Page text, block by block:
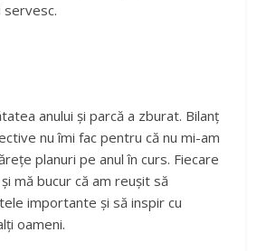
servesc.
anului și parcă a zburat. Bilanț
nu îmi fac pentru că nu mi-am
planuri pe anul în curs. Fiecare
mă bucur că am reușit să
importante și să inspir cu
oameni.